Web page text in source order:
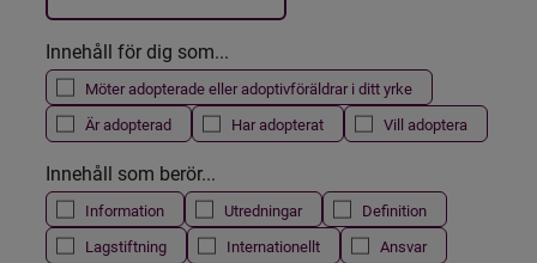
Innehåll för dig som...
Möter adopterade eller adoptivföräldrar i ditt yrke
Är adopterad
Har adopterat Vill adoptera
Innehåll som berör...
Information Utredningar
Definition
Lagstiftning
Internationellt
Ansvar